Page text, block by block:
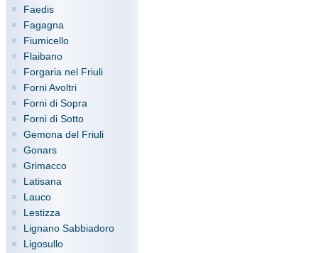
Faedis
Fagagna
Fiumicello
Flaibano
Forgaria nel Friuli
Forni Avoltri
Forni di Sopra
Forni di Sotto
Gemona del Friuli
Gonars
Grimacco
Latisana
Lauco
Lestizza
Lignano Sabbiadoro
Ligosullo